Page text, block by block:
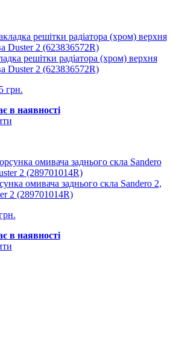
решітки радіатора (хром) верхня
Duster 2 (623836572R)
грн.
в наявності
омивача заднього скла Sandero 2,
2 (289701014R)
в наявності